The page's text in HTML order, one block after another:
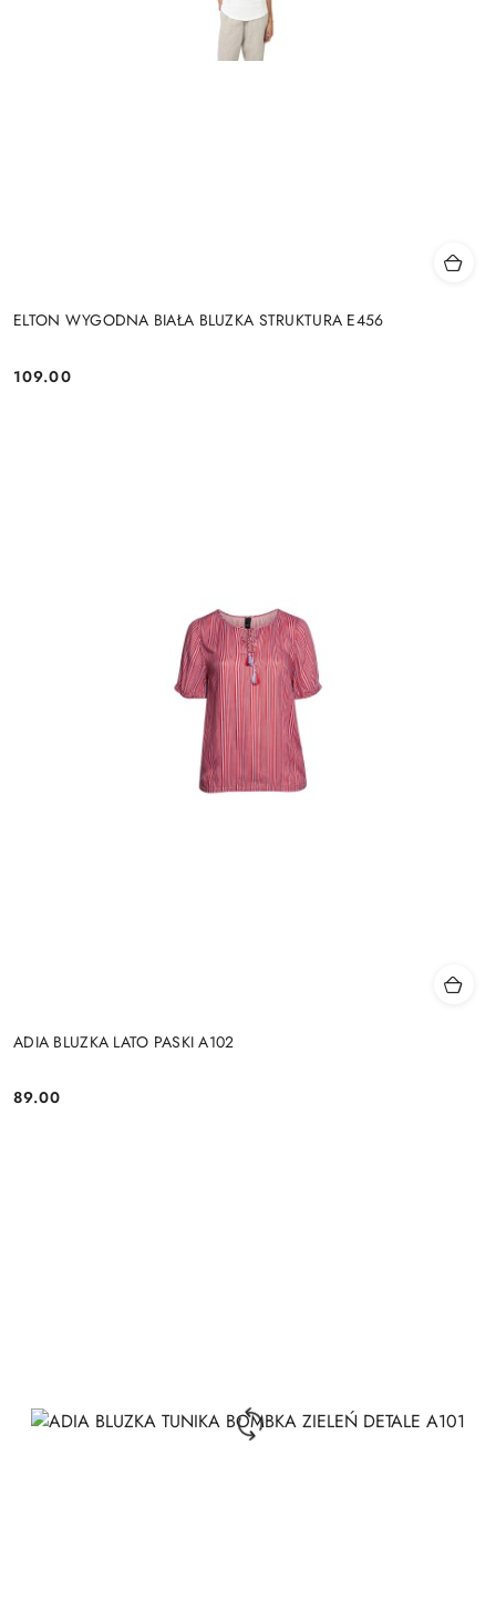
ELTON WYGODNA BIAŁA BLUZKA STRUKTURA E456
Cena:
109.00
ADIA BLUZKA LATO PASKI A102
Cena:
89.00